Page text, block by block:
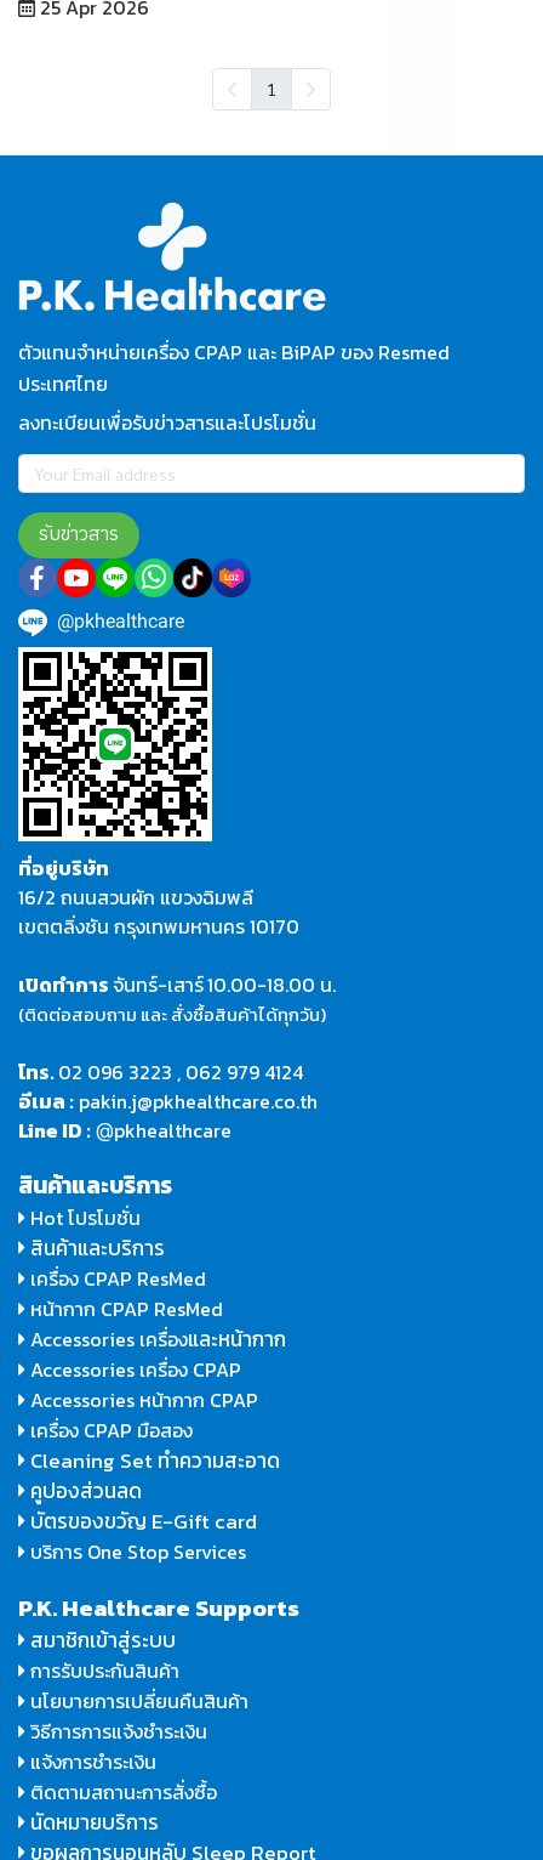
25 Apr 2026
1
ตัวแทนจำหน่ายเครื่อง CPAP และ BiPAP ของ Resmed
ประเทศไทย
ลงทะเบียนเพื่อรับข่าวสารและโปรโมชั่น
รับข่าวสาร
@pkhealthcare
ที่อยู่บริษัท
16/2 ถนนสวนผัก แขวงฉิมพลี
เขตตลิ่งชัน กรุงเทพมหานคร 10170
เปิดทำการจันทร์-เสาร์10.00-18.00 น.
(ติดต่อสอบถาม และ สั่งซื้อสินค้าได้ทุกวัน)
โทร.02 096 3223 , 062 979 4124
อีเมล : pakin.j@pkhealthcare.co.th
Line ID : @pkhealthcare
สินค้าและบริการ
Hot โปรโมชั่น
สินค้าและบริการ
เครื่อง CPAP ResMed
หน้ากาก CPAP ResMed
Accessories เครื่องและหน้ากาก
Accessories เครื่อง CPAP
Accessories หน้ากาก CPAP
เครื่อง CPAP มือสอง
Cleaning Set ทำความสะอาด
คูปองส่วนลด
บัตรของขวัญ E-Gift card
บริการ One Stop Services
P.K. Healthcare Supports
สมาชิกเข้าสู่ระบบ
การรับประกันสินค้า
นโยบายการเปลี่ยนคืนสินค้า
วิธีการการแจ้งชำระเงิน
แจ้งการชำระเงิน
ติดตามสถานะการสั่งซื้อ
นัดหมายบริการ
ขอผลการนอนหลับ Sleep Report